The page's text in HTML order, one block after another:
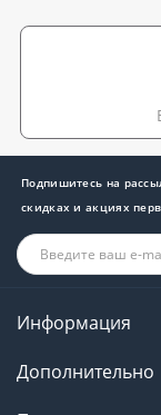
Подпишитесь на
скидках и акциях
Информация
Дополнительно